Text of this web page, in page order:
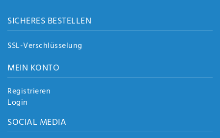
SICHERES BESTELLEN
SSL-Verschlüsselung
MEIN KONTO
Registrieren
Login
SOCIAL MEDIA